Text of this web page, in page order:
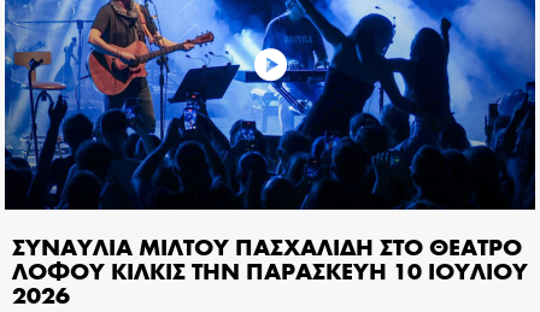
ΣΥΝΑΥΛΙΑ ΜΙΛΤΟΥ ΠΑΣΧΑΛΙΔΗ ΣΤΟ ΘΕΑΤΡΟ
ΛΟΦΟΥ ΚΙΛΚΙΣ ΤΗΝ ΠΑΡΑΣΚΕΥΗ 10 ΙΟΥΛΙΟΥ
2026